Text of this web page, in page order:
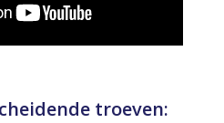
troeven: